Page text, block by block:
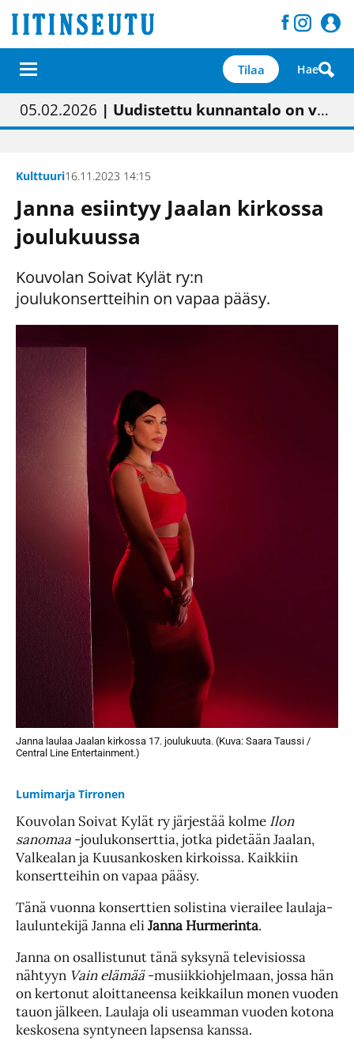
Tilaa Hae
01.02.2026 | Painon vaihtumisen pitäisi näkyä hieman parempana painojäljen laatuna lehdessä
05.02.2026 | Uudistettu kunnantalo on valoisa
23.04.2026 | “Olemme käynnistämässä uudelleen keskustavisiotyön”
09.05.2026| "Maalla on totuttu elämään omavaraisemmin kuin kaupungissa"
Kulttuuri16.11.2023 14:15
Janna esiintyy Jaalan kirkossa
joulukuussa
Kouvolan Soivat Kylät ry:n
joulukonsertteihin on vapaa pääsy.
Janna laulaa Jaalan kirkossa 17. joulukuuta. (Kuva: Saara Taussi /
Central Line Entertainment.)
Lumimarja Tirronen
Kouvolan Soivat Kylät ry järjestää kolme Ilon
sanomaa -joulukonserttia, jotka pidetään Jaalan,
Valkealan ja Kuusankosken kirkoissa. Kaikkiin
konsertteihin on vapaa pääsy.
Tänä vuonna konserttien solistina vierailee laulaja-
lauluntekijä Janna eliJanna Hurmerinta.
Janna on osallistunut tänä syksynä televisiossa
nähtyyn Vain elämää-musiikkiohjelmaan, jossa hän
on kertonut aloittaneensa keikkailun monen vuoden
tauon jälkeen. Laulaja oli useamman vuoden kotona
keskosena syntyneen lapsensa kanssa.